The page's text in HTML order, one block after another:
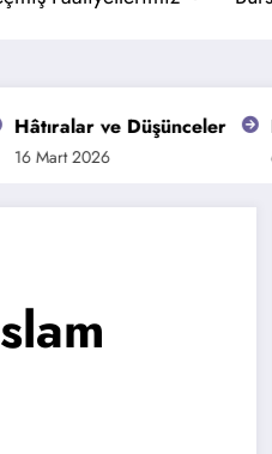
ve Düşünceler
2026
Bir
6 Mart